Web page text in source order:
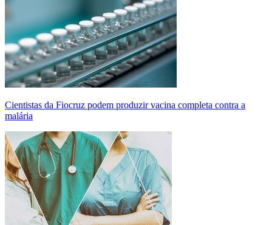
Cientistas da Fiocruz podem produzir vacina completa contra a
malária